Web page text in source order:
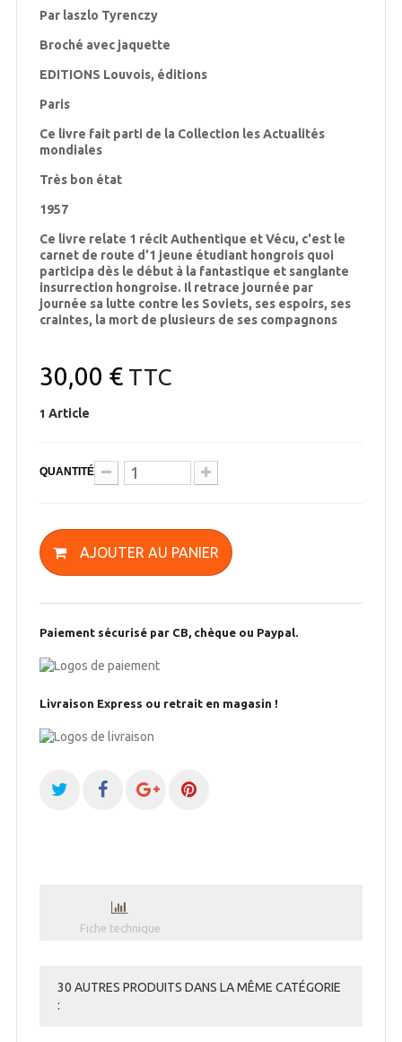
Par laszlo Tyrenczy
Broché avec jaquette
EDITIONS Louvois, éditions
Paris
Ce livre fait parti de la Collection les Actualités
mondiales
Très bon état
1957
Ce livre relate 1 récit Authentique et Vécu, c'est le
carnet de route d'1 jeune étudiant hongrois quoi
participa dès le début à la fantastique et sanglante
insurrection hongroise. Il retrace journée par
journée sa lutte contre les Soviets, ses espoirs, ses
craintes, la mort de plusieurs de ses compagnons
30,00 €TTC
1 Article
QUANTITÉ
AJOUTER AU PANIER
Paiement sécurisé par CB, chèque ou Paypal.
Livraison Express ou retrait en magasin !
Fiche technique
30 AUTRES PRODUITS DANS LA MÊME CATÉGORIE
: